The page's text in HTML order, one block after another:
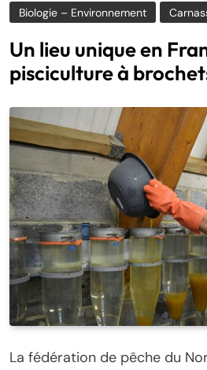
Biologie – Environnement
Un lieu unique en
pisciculture à
La fédération de pêche du